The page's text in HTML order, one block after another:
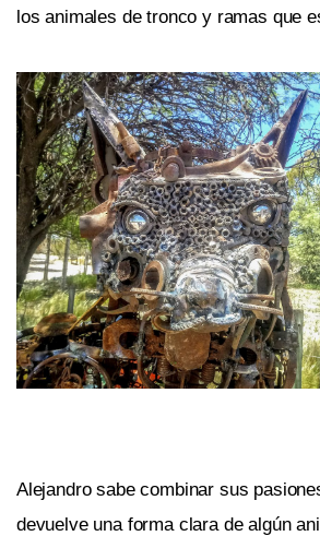
los animales de tronco y ramas que
Alejandro sabe combinar sus
devuelve una forma clara de algún